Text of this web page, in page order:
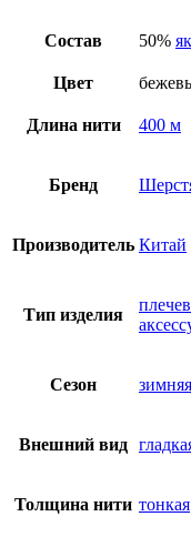
Состав 50% як
Цвет
Длина нити 400 м
Бренд
Производитель Китай
Тип изделия
Сезон зимняя
Внешний вид
Толщина нити тонкая